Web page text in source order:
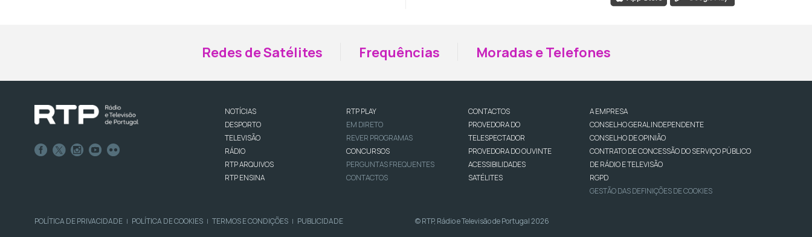
Redes de Satélites Frequências Moradas e Telefones
NOTÍCIAS
DESPORTO
TELEVISÃO
RÁDIO
RTP ARQUIVOS
RTP ENSINA
RTP PLAY
EM DIRETO
REVER PROGRAMAS
CONCURSOS
PERGUNTAS FREQUENTES
CONTACTOS
CONTACTOS
PROVEDORA DO
TELESPECTADOR
PROVEDORA DO OUVINTE
ACESSIBILIDADES
SATÉLITES
A EMPRESA
CONSELHO GERAL INDEPENDENTE
CONSELHO DE OPINIÃO
CONTRATO DE CONCESSÃO DO SERVIÇO PÚBLICO
DE RÁDIO E TELEVISÃO
RGPD
GESTÃO DAS DEFINIÇÕES DE COOKIES
POLÍTICA DE PRIVACIDADE | POLÍTICA DE COOKIES | TERMOS E CONDIÇÕES | PUBLICIDADE © RTP, Rádio e Televisão de Portugal 2026